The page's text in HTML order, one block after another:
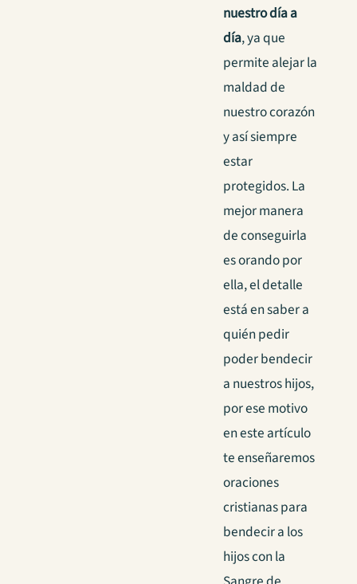
nuestro día a
día, ya que
permite alejar la
maldad de
nuestro corazón
y así siempre
estar
protegidos. La
mejor manera
de conseguirla
es orando por
ella, el detalle
está en saber a
quién pedir
poder bendecir
a nuestros hijos,
por ese motivo
en este artículo
te enseñaremos
oraciones
cristianas para
bendecir a los
hijos con la